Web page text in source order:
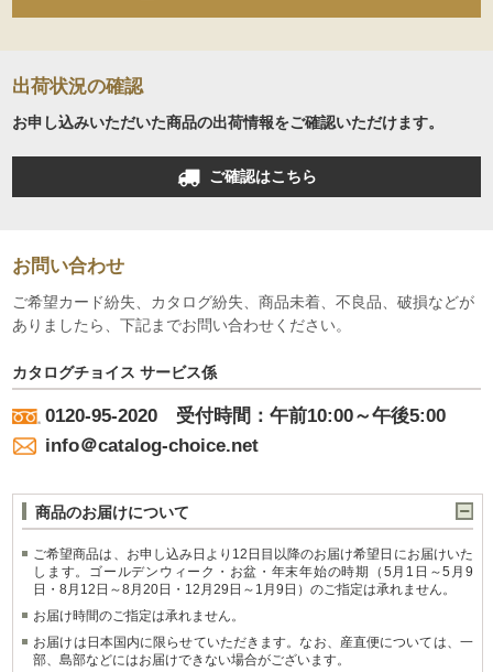
出荷状況の確認
お申し込みいただいた商品の出荷情報をご確認いただけます。
ご確認はこちら
お問い合わせ
ご希望カード紛失、カタログ紛失、商品未着、不良品、破損などが
ありましたら、下記までお問い合わせください。
カタログチョイス サービス係
0120-95-2020 受付時間：午前10:00～午後5:00
info＠catalog-choice.net
商品のお届けについて
ご希望商品は、お申し込み日より12日目以降のお届け希望日にお届けいた
します。ゴールデンウィーク・お盆・年末年始の時期（5月1日～5月9
日・8月12日～8月20日・12月29日～1月9日）のご指定は承れません。
お届け時間のご指定は承れません。
お届けは日本国内に限らせていただきます。なお、産直便については、一
部、島部などにはお届けできない場合がございます。